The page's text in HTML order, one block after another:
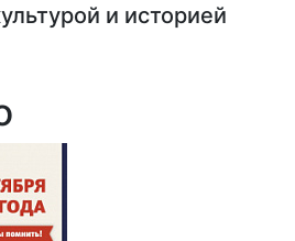
и историей